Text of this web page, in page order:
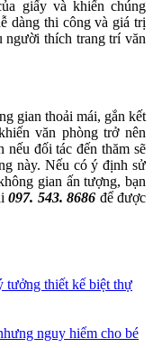
giấy và khiến chúng
dàng thi công và giá trị
người thích trang trí văn
gian thoải mái, gắn kết
văn phòng trở nên
nếu đối tác đến thăm sẽ
này. Nếu có ý định sử
gian ấn tượng, bạn
097. 543. 8686 để được
tưởng thiết kế biệt thự
nguy hiểm cho bé